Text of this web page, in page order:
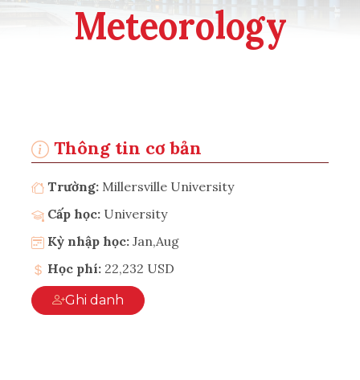
Meteorology
Thông tin cơ bản
Trường: Millersville University
Cấp học: University
Kỳ nhập học: Jan,Aug
Học phí: 22,232 USD
Ghi danh